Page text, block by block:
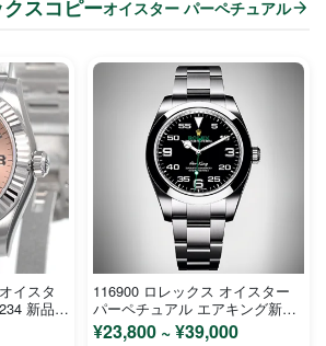
スコピーオイスター パーペチュアル
イスタ
新品
116900 ロレックス オイスター
パーペチュアル エアキング新作
コピー時計
¥23,800 ~ ¥39,000